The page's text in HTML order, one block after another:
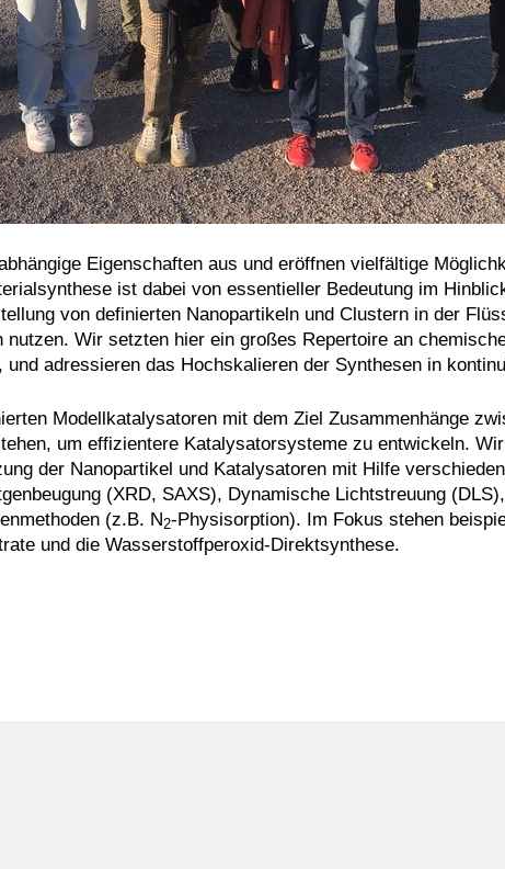
Eigenschaf­ten aus und eröffnen vielfältige
ist dabei von essentieller Bedeutung im
von definierten Nanopartikeln und Clustern in der
Wir setzten hier ein großes Repertoire an
adressieren das Hochskalieren der Synthesen in
Modellkatalysa­toren mit dem Ziel Zusammenhänge
um effizientere Katalysatorsysteme zu entwickeln.
der Nanopartikel und Katalysatoren mit Hilfe
(XRD, SAXS), Dynamische Lichtstreuung
(z.B. N2-Physisorption). Im Fokus stehen
und die Wasserstoffperoxid-Direktsynthese.